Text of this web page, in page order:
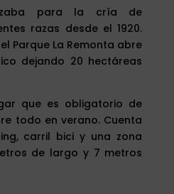
para la cría de
razas desde el 1920.
Parque La Remonta abre
dejando 20 hectáreas
que es obligatorio de
todo en verano. Cuenta
carril bici y una zona
de largo y 7 metros